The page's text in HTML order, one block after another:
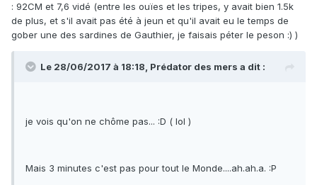
: 92CM et 7,6 vidé (entre les ouïes et les tripes, y avait bien 1.5k
de plus, et s'il avait pas été à jeun et qu'il avait eu le temps de
gober une des sardines de Gauthier, je faisais péter le peson :) )
Le 28/06/2017 à 18:18, Prédator des mers a dit :
je vois qu'on ne chôme pas... :D ( lol )
Mais 3 minutes c'est pas pour tout le Monde....ah.ah.a. :P